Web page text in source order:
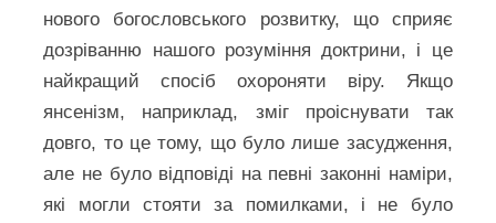
нового богословського розвитку, що сприяє
дозріванню нашого розуміння доктрини, і це
найкращий спосіб охороняти віру. Якщо
янсенізм, наприклад, зміг проіснувати так
довго, то це тому, що було лише засудження,
але не було відповіді на певні законні наміри,
які могли стояти за помилками, і не було